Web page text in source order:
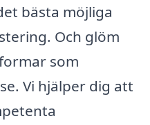
bästa möjliga
Och glöm
som
Vi hjälper dig att